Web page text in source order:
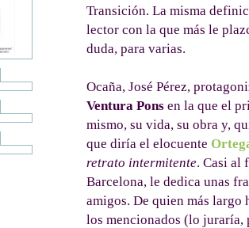
Transición. La misma
lector con la que más le
duda, para varias.
Ocaña, José Pérez,
Ventura Pons en la que el
mismo, su vida, su obra y,
que diría el elocuente
retrato intermitente. Casi al
Barcelona, le dedica unas
amigos. De quien más largo
los mencionados (lo juraría,